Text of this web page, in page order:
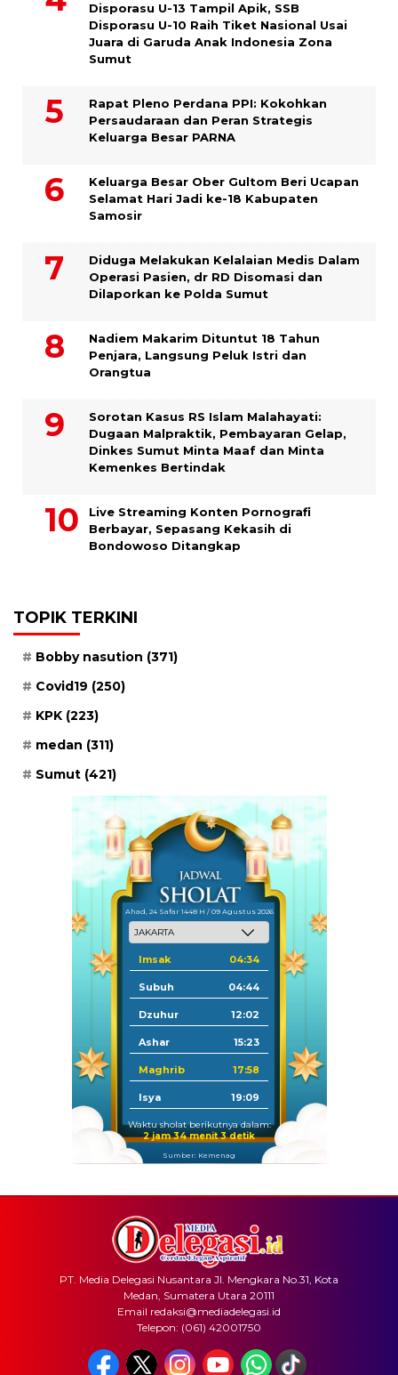
Disporasu U-13 Tampil Apik, SSB
Disporasu U-10 Raih Tiket Nasional Usai
Juara di Garuda Anak Indonesia Zona
Sumut
Rapat Pleno Perdana PPI: Kokohkan
Persaudaraan dan Peran Strategis
Keluarga Besar PARNA
Keluarga Besar Ober Gultom Beri Ucapan
Selamat Hari Jadi ke-18 Kabupaten
Samosir
Diduga Melakukan Kelalaian Medis Dalam
Operasi Pasien, dr RD Disomasi dan
Dilaporkan ke Polda Sumut
​Nadiem Makarim Dituntut 18 Tahun
Penjara, Langsung Peluk Istri dan
Orangtua
Sorotan Kasus RS Islam Malahayati:
Dugaan Malpraktik, Pembayaran Gelap,
Dinkes Sumut Minta Maaf dan Minta
Kemenkes Bertindak
Live Streaming Konten Pornografi
Berbayar, Sepasang Kekasih di
Bondowoso Ditangkap
TOPIK TERKINI
Bobby nasution (371)
Covid19 (250)
KPK (223)
medan (311)
Sumut (421)
Ahad, 24 Safar 1448 H / 09 Agustus 2026
Imsak 04:34
Subuh 04:44
Dzuhur 12:02
Ashar 15:23
Maghrib 17:58
Isya 19:09
Waktu sholat berikutnya dalam:
2 jam 34 menit 3 detik
Sumber: Kemenag
PT. Media Delegasi Nusantara Jl. Mengkara No.31, Kota
Medan, Sumatera Utara 20111
Email redaksi@mediadelegasi.id
Telepon: (061) 42001750